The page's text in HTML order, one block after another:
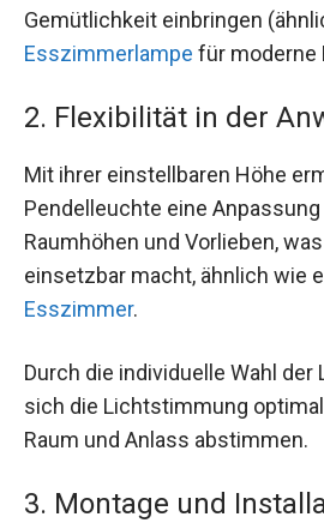
Gemütlichkeit einbringen
Esszimmerlampe für moderne
2. Flexibilität in der
Mit ihrer einstellbaren Höhe
Pendelleuchte eine
Raumhöhen und Vorlieben,
einsetzbar macht, ähnlich wie
Esszimmer.
Durch die individuelle Wahl
sich die Lichtstimmung
Raum und Anlass abstimmen.
3. Montage und